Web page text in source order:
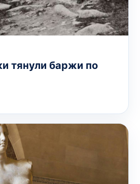
тянули баржи по